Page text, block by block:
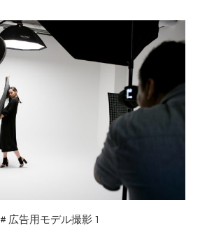
# 広告用モデル撮影 1